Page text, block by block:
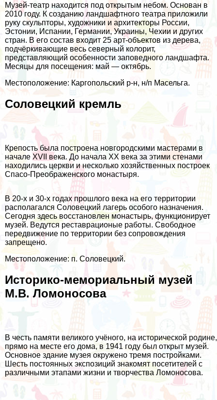
Музей-театр находится под открытым небом. Основан в
2010 году. К созданию ландшафтного театра приложили
руку скульпторы, художники и архитекторы России,
Эстонии, Испании, Германии, Украины, Чехии и других
стран. В его состав входит 25 арт-объектов из дерева,
подчёркивающие весь северный колорит,
представляющий особенности заповедного ландшафта.
Месяцы для посещения: май — октябрь.
Местоположение: Каргопольский р-н, н/п Масельга.
Соловецкий кремль
Крепость была построена новгородскими мастерами в
начале XVII века. До начала XX века за этими стенами
находились церкви и несколько хозяйственных построек
Спасо-Преображенского монастыря.
В 20-х и 30-х годах прошлого века на его территории
располагался Соловецкий лагерь особого назначения.
Сегодня здесь восстановлен монастырь, функционирует
музей. Ведутся реставрационые работы. Свободное
передвижение по территории без сопровождения
запрещено.
Местоположение: п. Соловецкий.
Историко-мемориальный музей
М.В. Ломоносова
В честь памяти великого учёного, на исторической родине,
прямо на месте его дома, в 1941 году был открыт музей.
Основное здание музея окружено тремя постройками.
Шесть постоянных экспозиций знакомят посетителей с
различными этапами жизни и творчества Ломоносова.